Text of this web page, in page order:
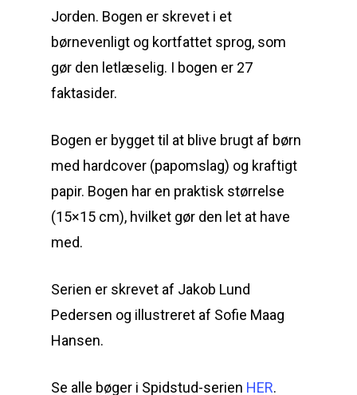
Jorden. Bogen er skrevet i et
børnevenligt og kortfattet sprog, som
gør den letlæselig. I bogen er 27
faktasider.
Bogen er bygget til at blive brugt af børn
med hardcover (papomslag) og kraftigt
papir. Bogen har en praktisk størrelse
(15×15 cm), hvilket gør den let at have
med.
Serien er skrevet af Jakob Lund
Pedersen og illustreret af Sofie Maag
Hansen.
Se alle bøger i Spidstud-serien HER.
Bøger
Andre
Kontakt